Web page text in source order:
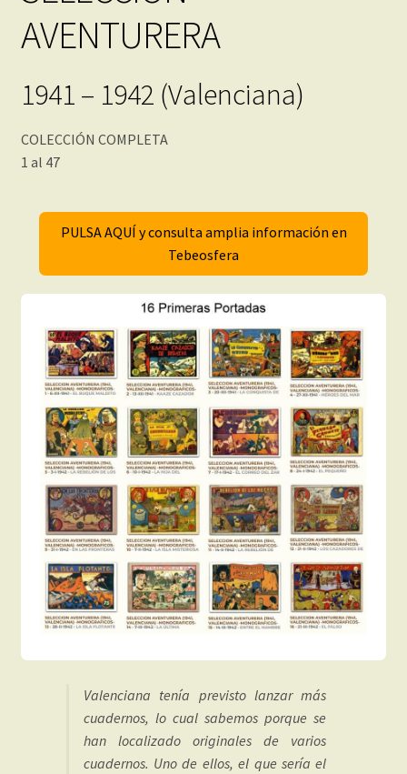
AVENTURERA
1941 – 1942 (Valenciana)
COLECCIÓN COMPLETA
1 al 47
PULSA AQUÍ y consulta amplia información en
Tebeosfera
Valenciana tenía previsto lanzar más
cuadernos, lo cual sabemos porque se
han localizado originales de varios
cuadernos. Uno de ellos, el que sería el